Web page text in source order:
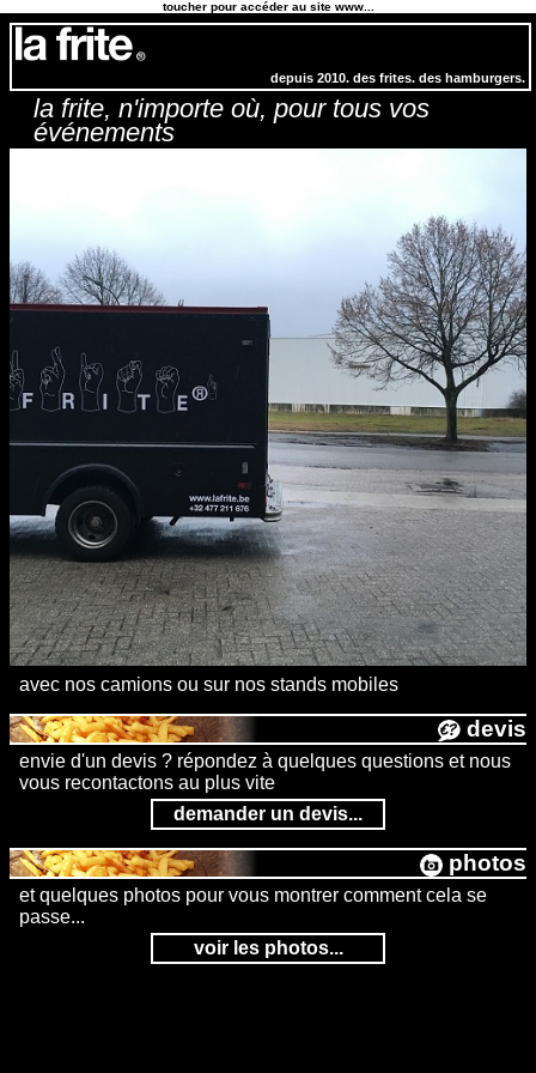
toucher pour accéder au site www...
depuis 2010. des frites. des hamburgers.
la frite, n'importe où, pour tous vos
événements
avec nos camions ou sur nos stands mobiles
devis
envie d'un devis ? répondez à quelques questions et nous
vous recontactons au plus vite
demander un devis...
photos
et quelques photos pour vous montrer comment cela se
passe...
voir les photos...